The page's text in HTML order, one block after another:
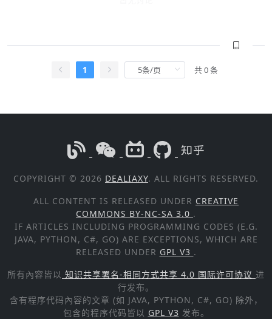
1 共 0 条
COPYRIGHT © 2026 DEALIAXY. ALL RIGHTS RESERVED.
ALL CONTENT IS RELEASED UNDER CREATIVE
COMMONS BY-NC-SA 3.0 .
IF ARTICLES INCLUDING PROGRAMMING CODES (E.G.
JAVA, PYTHON, C#, GO) ARE EXCEPTIONS, WHICH ARE
RELEASED UNDER GPL V3 .
所有內容皆以 知识共享署名-相同方式共享 4.0 国际许可协议 进
行发布。
含有程序代码內容的文章 (如 JAVA, PYTHON, C#, GO) 除外，
包含的程序代码皆以 GPL V3 发布。